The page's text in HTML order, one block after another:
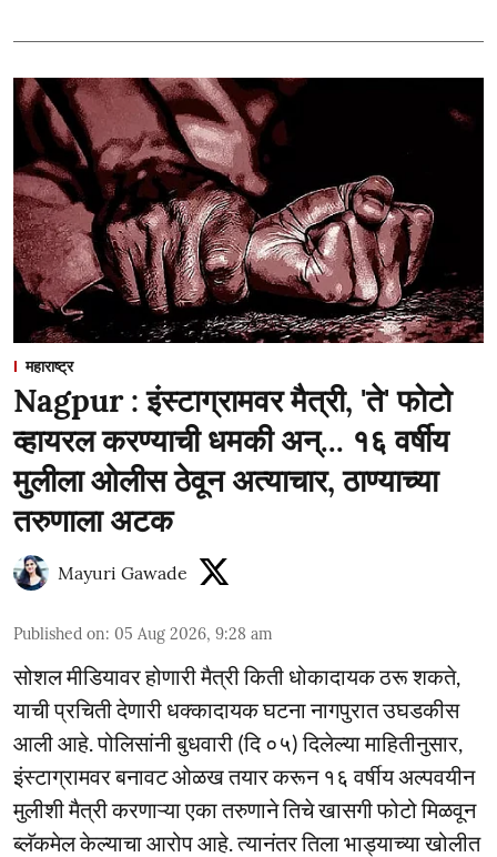
महाराष्ट्र
Nagpur : इंस्टाग्रामवर मैत्री, 'ते' फोटो
व्हायरल करण्याची धमकी अन्... १६ वर्षीय
मुलीला ओलीस ठेवून अत्याचार, ठाण्याच्या
तरुणाला अटक
Mayuri Gawade
Published on: 05 Aug 2026, 9:28 am
सोशल मीडियावर होणारी मैत्री किती धोकादायक ठरू शकते,
याची प्रचिती देणारी धक्कादायक घटना नागपुरात उघडकीस
आली आहे. पोलिसांनी बुधवारी (दि ०५) दिलेल्या माहितीनुसार,
इंस्टाग्रामवर बनावट ओळख तयार करून १६ वर्षीय अल्पवयीन
मुलीशी मैत्री करणाऱ्या एका तरुणाने तिचे खासगी फोटो मिळवून
ब्लॅकमेल केल्याचा आरोप आहे. त्यानंतर तिला भाड्याच्या खोलीत